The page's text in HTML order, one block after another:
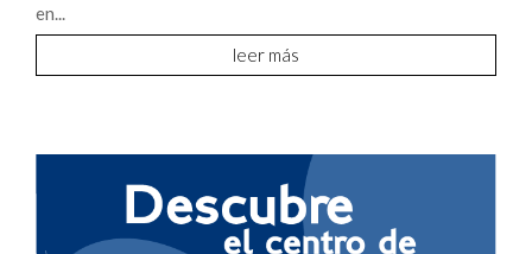
en...
leer más